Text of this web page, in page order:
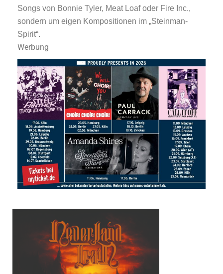
Songs von Bonnie Tyler, Meat Loaf oder Fire Inc.,
sondern um eigen Kompositionen im „Steinman-
Spirit“.
Werbung